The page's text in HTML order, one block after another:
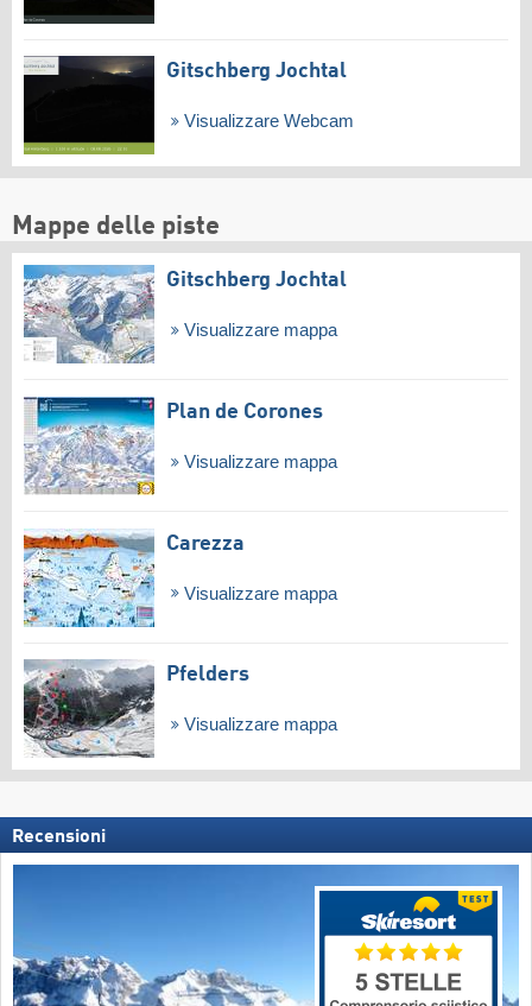
Gitschberg Jochtal
Visualizzare Webcam
Mappe delle piste
Gitschberg Jochtal
Visualizzare mappa
Plan de Corones
Visualizzare mappa
Carezza
Visualizzare mappa
Pfelders
Visualizzare mappa
Recensioni